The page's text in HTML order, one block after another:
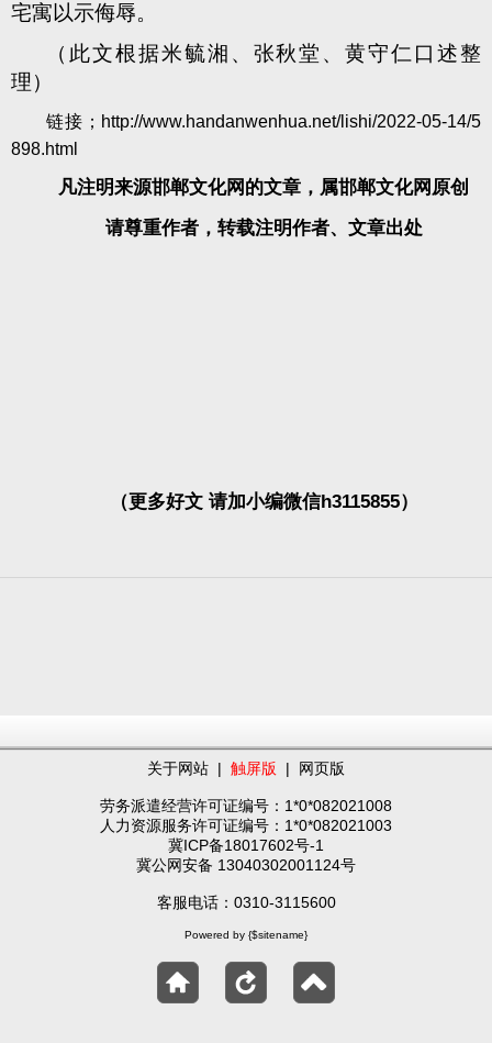
宅寓以示侮辱。
（此文根据米毓湘、张秋堂、黄守仁口述整
理）
链接； http://www.handanwenhua.net/lishi/2022-05-14/5
898.html
凡注明来源邯郸文化网的文章，属邯郸文化网原创
请尊重作者，转载注明作者、文章出处
（更多好文 请加小编微信h3115855）
关于网站 | 触屏版 | 网页版
劳务派遣经营许可证编号：1*0*082021008
人力资源服务许可证编号：1*0*082021003
冀ICP备18017602号-1
冀公网安备 13040302001124号
客服电话：0310-3115600
Powered by {$sitename}